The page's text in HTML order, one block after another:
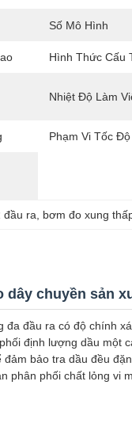
Số Mô Hình
Hình Thức Cấu
Nhiệt Độ Làm
Phạm Vi Tốc
đầu ra bơm đo xung
dây chuyền sản
đầu ra có độ chính
định lượng dầu một
bảo tra dầu đều
phối chất lỏng vi